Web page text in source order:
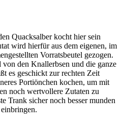
Quacksalber kocht hier sein
wird hierfür aus dem eigenen, im
Vorratsbeutel gezogen.
den Knallerbsen und die ganze
es geschickt zur rechten Zeit
Portiönchen kochen, um mit
noch wertvollere Zutaten zu
Trank sicher noch besser munden